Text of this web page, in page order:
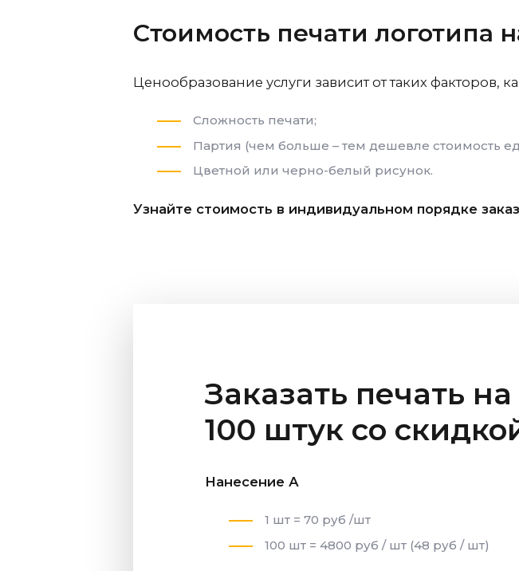
Стоимость печати логотипа
Ценообразование услуги зависит от таких факторов,
Сложность печати;
Партия (чем больше – тем дешевле стоимость
Цветной или черно-белый рисунок.
Узнайте стоимость в индивидуальном порядке
Заказать печать
100 штук со
Нанесение А
1 шт = 70 руб /шт
100 шт = 4800 руб / шт (48 руб / шт)